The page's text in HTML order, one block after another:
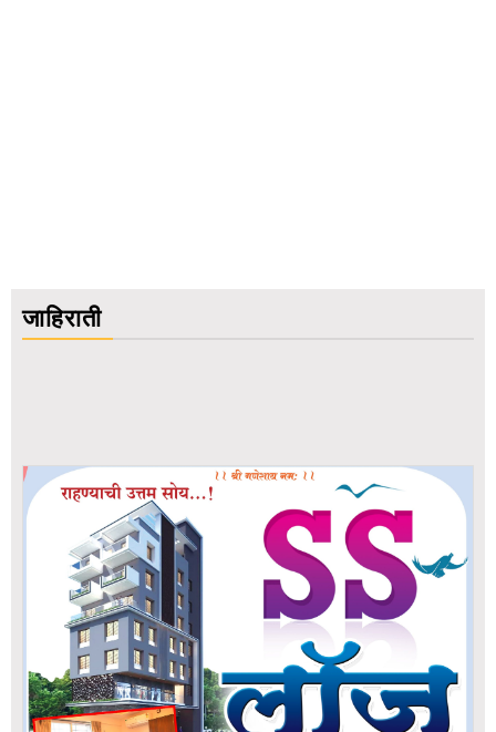
जाहिराती